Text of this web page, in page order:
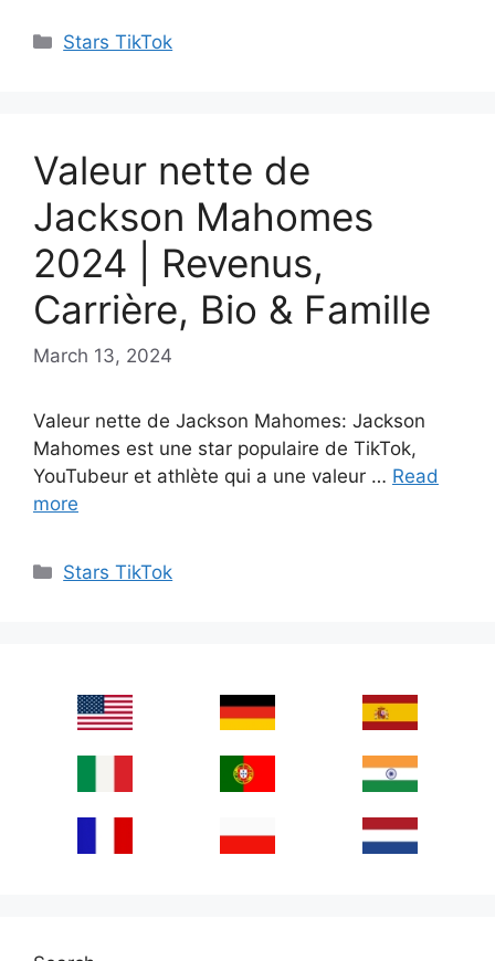
Categories
Stars TikTok
Valeur nette de
Jackson Mahomes
2024 | Revenus,
Carrière, Bio & Famille
March 13, 2024
Valeur nette de Jackson Mahomes: Jackson
Mahomes est une star populaire de TikTok,
YouTubeur et athlète qui a une valeur … Read
more
Categories
Stars TikTok